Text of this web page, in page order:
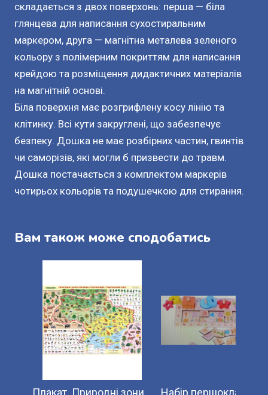
складається з двох поверхонь: перша — біла
глянцева для написання сухостиральним
маркером, друга — магнітна металева зеленого
кольору з полімерним покриттям для написання
крейдою та розміщення дидактичних матеріалів
на магнітній основі.
Біла поверхня має розгрифлену косу лінію та
клітинку. Всі кути закруглені, що забезпечує
безпеку. Дошка не має розбірних частин, гвинтів
чи саморізів, які могли б призвести до травм.
Дошка постачається з комплектом маркерів
чотирьох кольорів та подушечкою для стирання.
Вам також може сподобатись
Плакат. Природні зони
Набір першокласника